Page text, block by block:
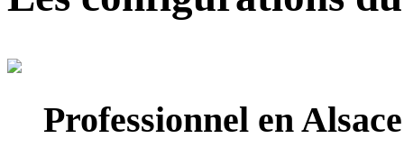
Professionnel en Alsace